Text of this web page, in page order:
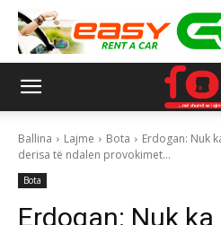
Ballina Lajme Bota
Erdogan: Nuk
derisa të ndalen provokimet...
Bota
Erdogan: Nuk